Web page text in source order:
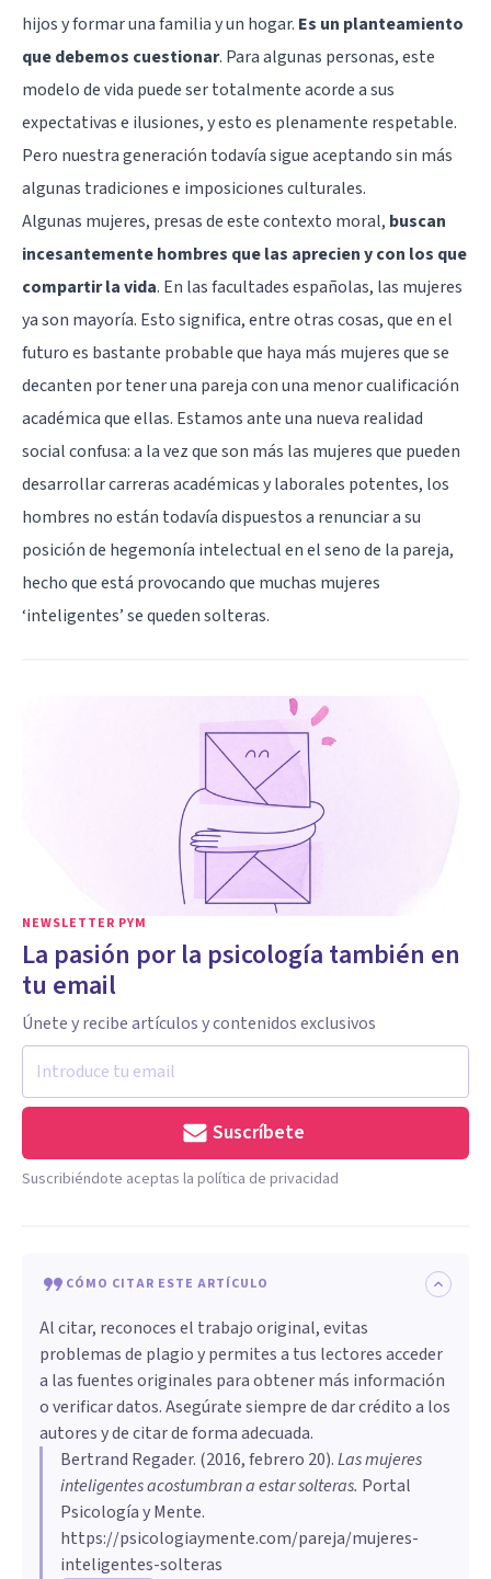
hijos y formar una familia y un hogar. Es un planteamiento
que debemos cuestionar. Para algunas personas, este
modelo de vida puede ser totalmente acorde a sus
expectativas e ilusiones, y esto es plenamente respetable.
Pero nuestra generación todavía sigue aceptando sin más
algunas tradiciones e imposiciones culturales.
Algunas mujeres, presas de este contexto moral, buscan
incesantemente hombres que las aprecien y con los que
compartir la vida. En las facultades españolas, las mujeres
ya son mayoría. Esto significa, entre otras cosas, que en el
futuro es bastante probable que haya más mujeres que se
decanten por tener una pareja con una menor cualificación
académica que ellas. Estamos ante una nueva realidad
social confusa: a la vez que son más las mujeres que pueden
desarrollar carreras académicas y laborales potentes, los
hombres no están todavía dispuestos a renunciar a su
posición de hegemonía intelectual en el seno de la pareja,
hecho que está provocando que muchas mujeres
‘inteligentes’ se queden solteras.
NEWSLETTER PYM
La pasión por la psicología también en
tu email
Únete y recibe artículos y contenidos exclusivos
Suscríbete
Suscribiéndote aceptas la política de privacidad
CÓMO CITAR ESTE ARTÍCULO
Al citar, reconoces el trabajo original, evitas
problemas de plagio y permites a tus lectores acceder
a las fuentes originales para obtener más información
o verificar datos. Asegúrate siempre de dar crédito a los
autores y de citar de forma adecuada.
Bertrand Regader. (2016, febrero 20).​Las mujeres
inteligentes acostumbran a estar solteras. Portal
Psicología y Mente.
https://psicologiaymente.com/pareja/mujeres-
inteligentes-solteras